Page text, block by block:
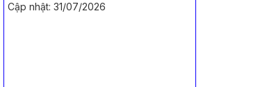
Cập nhật: 31/07/2026